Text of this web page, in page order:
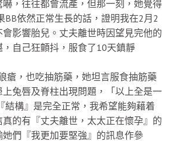
，往往都會流產，但那一刻，她覺得
BB依然正常生長的話，證明我在2月2
會影響胎兒。丈夫離世時因望見完他的
自己狂顫抖，服食了10天鎮靜
瘡，也吃抽筋藥，她坦言服食抽筋藥
兔唇及脊柱出現問題，「以上全是一
結構』是完全正常，我希望能夠藉着
的有『丈夫離世，太太正在懷孕』的
們『我更加要堅強』的訊息作參